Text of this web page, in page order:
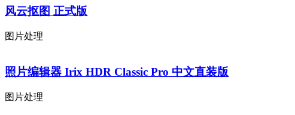
风云抠图 正式版
图片处理
照片编辑器 Irix HDR Classic Pro 中文直装版
图片处理